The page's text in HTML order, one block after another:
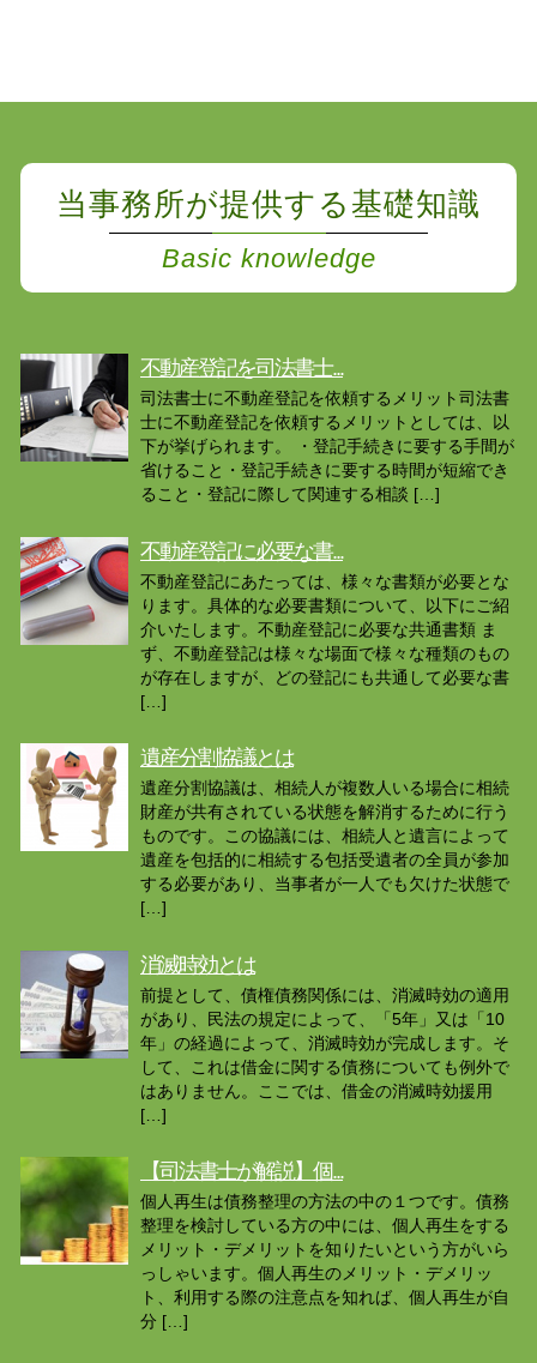
当事務所が提供する基礎知識
Basic knowledge
不動産登記を司法書士...
司法書士に不動産登記を依頼するメリット司法書
士に不動産登記を依頼するメリットとしては、以
下が挙げられます。 ・登記手続きに要する手間が
省けること・登記手続きに要する時間が短縮でき
ること・登記に際して関連する相談 […]
不動産登記に必要な書...
不動産登記にあたっては、様々な書類が必要とな
ります。具体的な必要書類について、以下にご紹
介いたします。不動産登記に必要な共通書類 ま
ず、不動産登記は様々な場面で様々な種類のもの
が存在しますが、どの登記にも共通して必要な書
[…]
遺産分割協議とは
遺産分割協議は、相続人が複数人いる場合に相続
財産が共有されている状態を解消するために行う
ものです。この協議には、相続人と遺言によって
遺産を包括的に相続する包括受遺者の全員が参加
する必要があり、当事者が一人でも欠けた状態で
[…]
消滅時効とは
前提として、債権債務関係には、消滅時効の適用
があり、民法の規定によって、「5年」又は「10
年」の経過によって、消滅時効が完成します。そ
して、これは借金に関する債務についても例外で
はありません。ここでは、借金の消滅時効援用
[…]
【司法書士が解説】個...
個人再生は債務整理の方法の中の１つです。債務
整理を検討している方の中には、個人再生をする
メリット・デメリットを知りたいという方がいら
っしゃいます。個人再生のメリット・デメリッ
ト、利用する際の注意点を知れば、個人再生が自
分 […]